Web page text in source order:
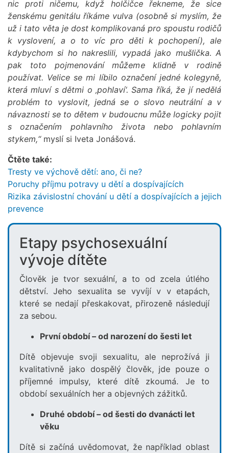
nic proti ničemu, když holčičce řekneme, že sice
ženskému genitálu říkáme vulva (osobně si myslím, že
už i tato věta je dost komplikovaná pro spoustu rodičů
k vyslovení, a o to víc pro děti k pochopení), ale
kdybychom si ho nakreslili, vypadá jako mušlička. A
pak toto pojmenování můžeme klidně v rodině
používat. Velice se mi líbilo označení jedné kolegyně,
která mluví s dětmi o ‚pohlaví‘. Sama říká, že jí nedělá
problém to vyslovit, jedná se o slovo neutrální a v
návaznosti se to dětem v budoucnu může logicky pojit
s označením pohlavního života nebo pohlavním
stykem,“myslí si Iveta Jonášová.
Čtěte také:
Tresty ve výchově dětí: ano, či ne?
Poruchy příjmu potravy u dětí a dospívajících
Rizika závislostní chování u dětí a dospívajících a jejich
prevence
Etapy psychosexuální
vývoje dítěte
Člověk je tvor sexuální, a to od zcela útlého
dětství. Jeho sexualita se vyvíjí v v etapách,
které se nedají přeskakovat, přirozeně následují
za sebou.
První období – od narození do šesti let
Dítě objevuje svoji sexualitu, ale neprožívá ji
kvalitativně jako dospělý člověk, jde pouze o
příjemné impulsy, které dítě zkoumá. Je to
období sexuálních her a objevných zážitků.
Druhé období – od šesti do dvanácti let
věku
Dítě si začíná uvědomovat, že například oblast